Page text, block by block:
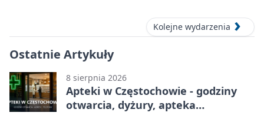
Kolejne wydarzenia
Ostatnie Artykuły
8 sierpnia 2026
Apteki w Częstochowie - godziny
otwarcia, dyżury, apteka